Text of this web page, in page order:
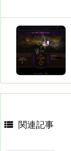
 関連記事